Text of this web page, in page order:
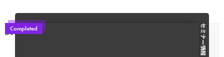
Completed